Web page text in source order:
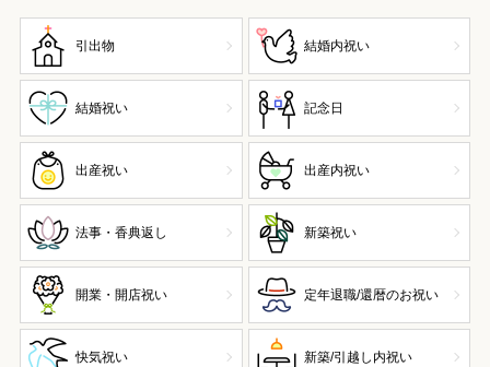
引出物 結婚内祝い
結婚祝い 記念日
出産祝い 出産内祝い
法事・香典返し 新築祝い
開業・開店祝い 定年退職/還暦のお祝い
快気祝い 新築/引越し内祝い